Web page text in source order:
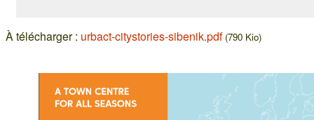
À télécharger : urbact-citystories-sibenik.pdf (790 Kio)